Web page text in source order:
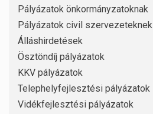
Pályázatok önkormányzatoknak
Pályázatok civil szervezeteknek
Álláshirdetések
Ösztöndíj pályázatok
KKV pályázatok
Telephelyfejlesztési pályázatok
Vidékfejlesztési pályázatok